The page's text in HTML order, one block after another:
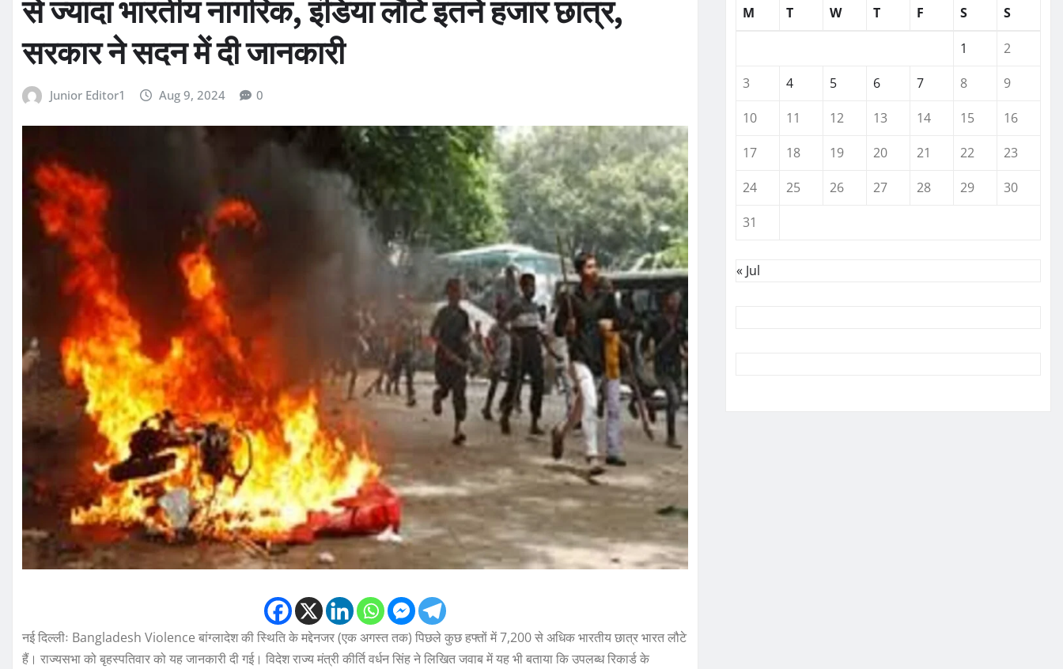
से ज्यादा भारतीय नागरिक, इंडिया लौटे इतने हजार छात्र,
सरकार ने सदन में दी जानकारी
Junior Editor1 Aug 9, 2024 0
नई दिल्लीः Bangladesh Violence बांग्लादेश की स्थिति के मद्देनजर (एक अगस्त तक) पिछले कुछ हफ्तों में 7,200 से अधिक भारतीय छात्र भारत लौटे
हैं। राज्यसभा को बृहस्पतिवार को यह जानकारी दी गई। विदेश राज्य मंत्री कीर्ति वर्धन सिंह ने लिखित जवाब में यह भी बताया कि उपलब्ध रिकार्ड के
M
T W T F S S
1
2
3
4 5 6 7 8
9
10
11 12 13 14 15
16
17
18 19 20 21 22
23
24
25 26 27 28 29
30
31
« Jul